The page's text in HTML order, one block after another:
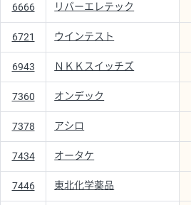
6666 リバーエレテック
6721 ウインテスト
6943 ＮＫＫスイッチズ
7360 オンデック
7378 アシロ
7434 オータケ
7446 東北化学薬品